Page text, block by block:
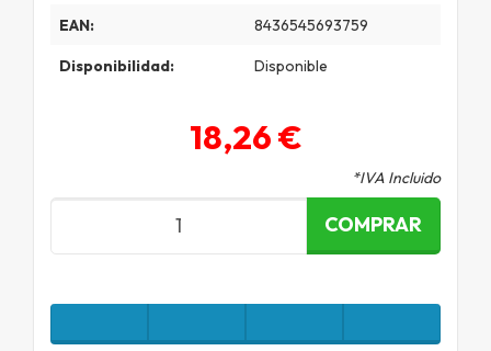
EAN: 8436545693759
Disponibilidad: Disponible
18,26 €
*IVA Incluido
COMPRAR